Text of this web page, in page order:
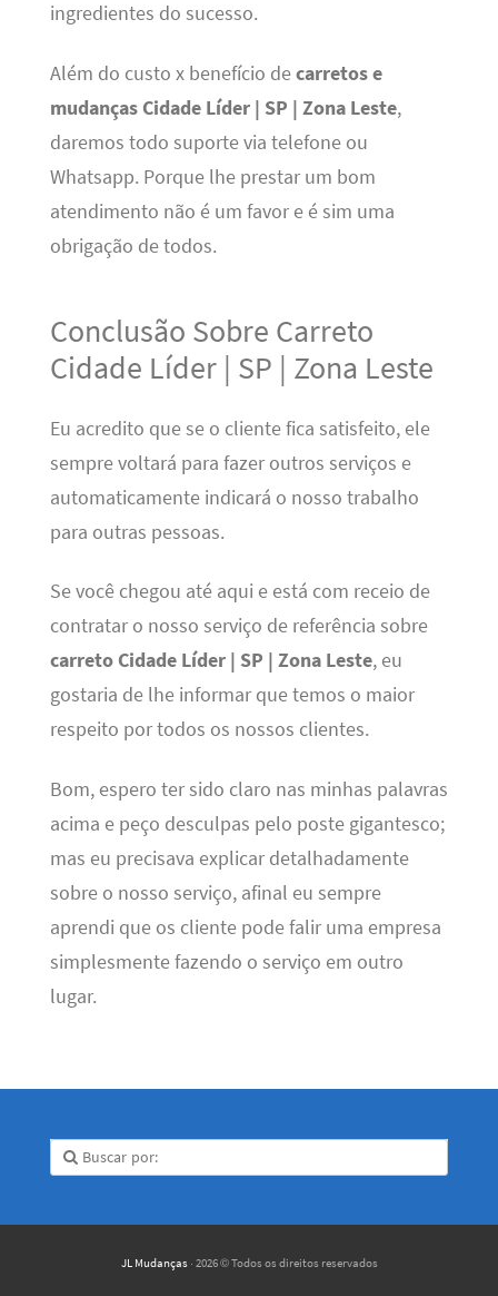
ingredientes do sucesso.
Além do custo x benefício decarretos e
mudanças Cidade Líder | SP | Zona Leste,
daremos todo suporte via telefone ou
Whatsapp. Porque lhe prestar um bom
atendimento não é um favor e é sim uma
obrigação de todos.
Conclusão Sobre Carreto
Cidade Líder | SP | Zona Leste
Eu acredito que se o cliente fica satisfeito, ele
sempre voltará para fazer outros serviços e
automaticamente indicará o nosso trabalho
para outras pessoas.
Se você chegou até aqui e está com receio de
contratar o nosso serviço de referência sobre
carreto Cidade Líder | SP | Zona Leste, eu
gostaria de lhe informar que temos o maior
respeito por todos os nossos clientes.
Bom, espero ter sido claro nas minhas palavras
acima e peço desculpas pelo poste gigantesco;
mas eu precisava explicar detalhadamente
sobre o nosso serviço, afinal eu sempre
aprendi que os cliente pode falir uma empresa
simplesmente fazendo o serviço em outro
lugar.
JL Mudanças· 2026 © Todos os direitos reservados